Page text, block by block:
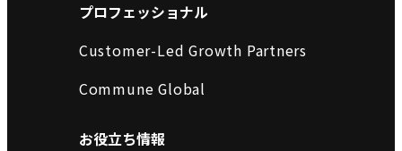
プロフェッショナル
Customer-Led Growth Partners
Commune Global
お役立ち情報